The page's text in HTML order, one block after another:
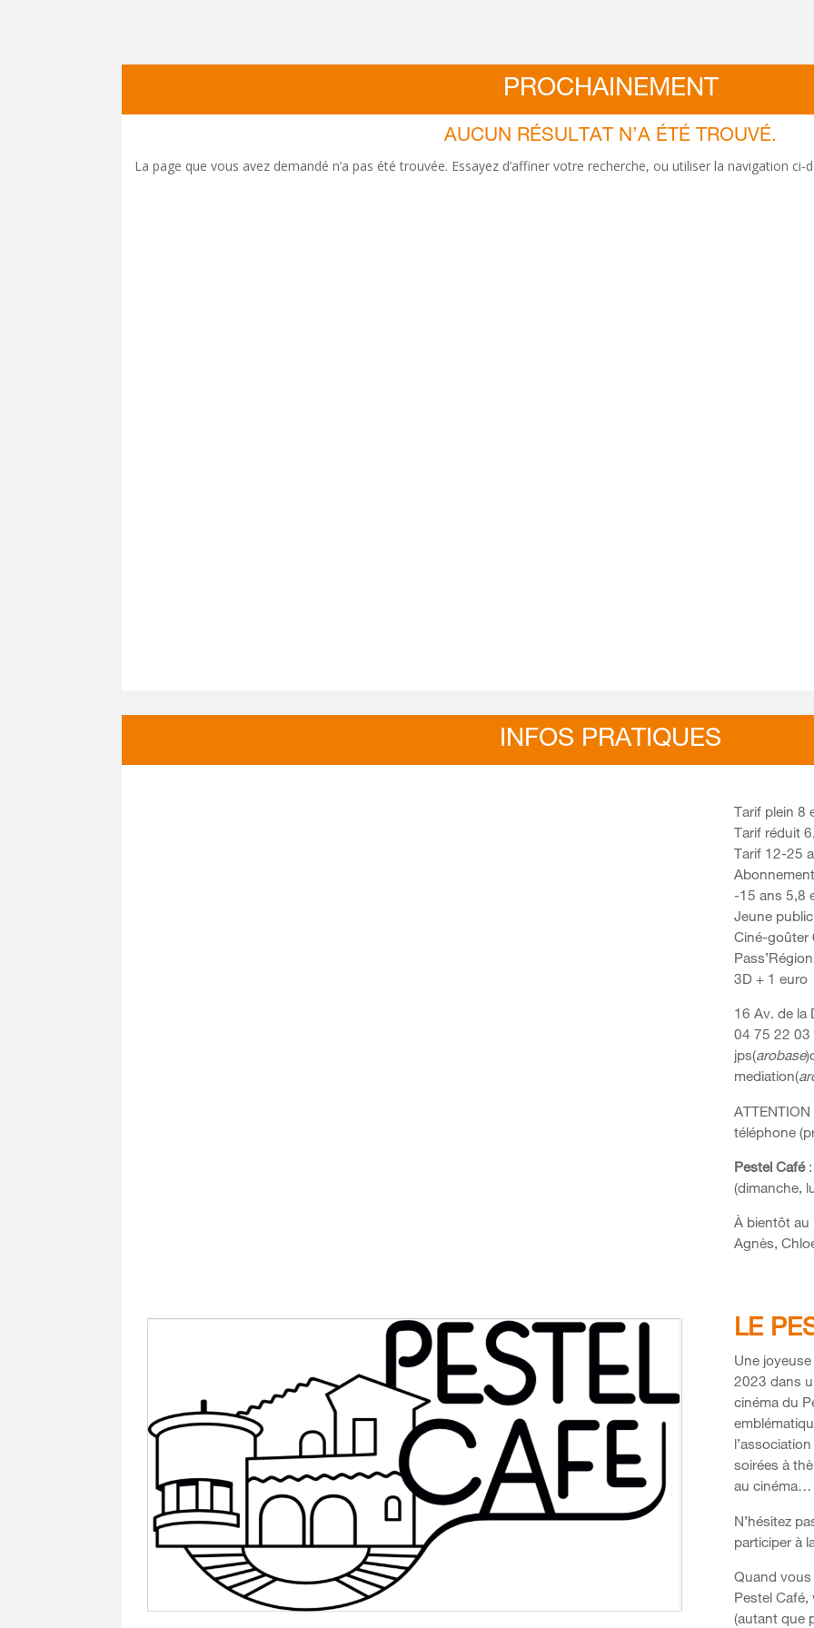
PROCHAINEMENT
AUCUN RÉSULTAT N’A ÉTÉ TROUVÉ.
La page que vous avez demandé n’a pas été trouvée. Essayez d’affiner votre recherche, ou utiliser la navigation ci-
INFOS PRATIQUES
Tarif plein 8
Tarif réduit
Tarif 12-25
-15 ans 5,8
Jeune
Ciné-goûter
3D + 1 euro
16 Av. de la
04 75 22 03
jps(arobase
mediation(
téléphone
Pestel Café:
(dimanche,
À bientôt au
Agnès,
LE
Une
2023 dans
cinéma du
soirées à
au cinéma…
N’hésitez
participer à
Quand vous
Pestel
(autant que